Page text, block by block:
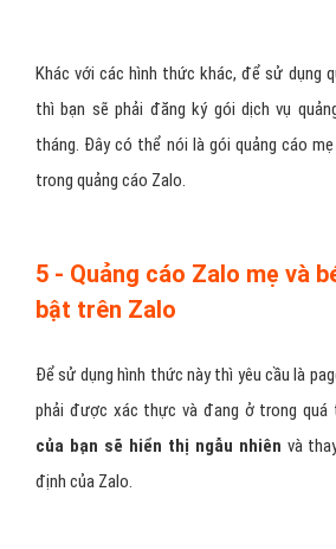
Khác với các hình thức khác, để sử dụng
thì bạn sẽ phải đăng ký gói dịch vụ
tháng. Đây có thể nói là gói quảng cáo mẹ
trong quảng cáo Zalo.
5 - Quảng cáo Zalo mẹ và
bật trên Zalo
Để sử dụng hình thức này thì yêu cầu là
phải được xác thực và đang ở trong quá
của bạn sẽ hiển thị ngẫu nhiên và
định của Zalo.